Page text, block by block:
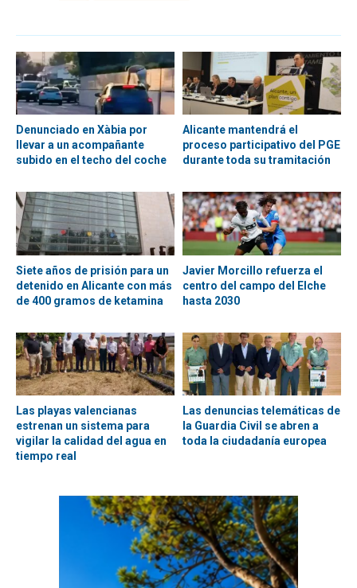
Denunciado en Xàbia por
llevar a un acompañante
subido en el techo del coche
Alicante mantendrá el
proceso participativo del PGE
durante toda su tramitación
Siete años de prisión para un
detenido en Alicante con más
de 400 gramos de ketamina
Javier Morcillo refuerza el
centro del campo del Elche
hasta 2030
Las playas valencianas
estrenan un sistema para
vigilar la calidad del agua en
tiempo real
Las denuncias telemáticas de
la Guardia Civil se abren a
toda la ciudadanía europea